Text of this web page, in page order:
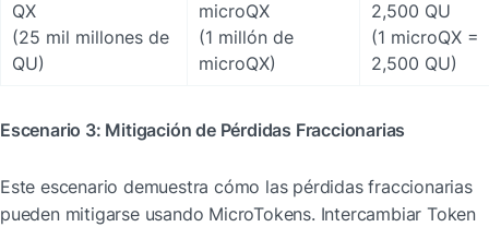
QX
(25 mil millones de
QU)
microQX
(1 millón de
microQX)
2,500 QU
(1 microQX =
2,500 QU)
Escenario 3: Mitigación de Pérdidas Fraccionarias
Este escenario demuestra cómo las pérdidas fraccionarias
pueden mitigarse usando MicroTokens. Intercambiar Token